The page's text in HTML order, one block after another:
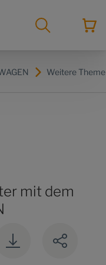
Weitere
mit dem